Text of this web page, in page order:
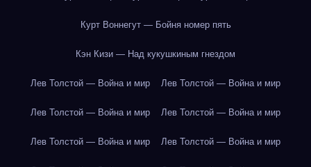
Курт Воннегут — Бойня номер пять
Кэн Кизи — Над кукушкиным гнездом
Лев Толстой — Война и мир Лев Толстой — Война и мир
Лев Толстой — Война и мир Лев Толстой — Война и мир
Лев Толстой — Война и мир Лев Толстой — Война и мир